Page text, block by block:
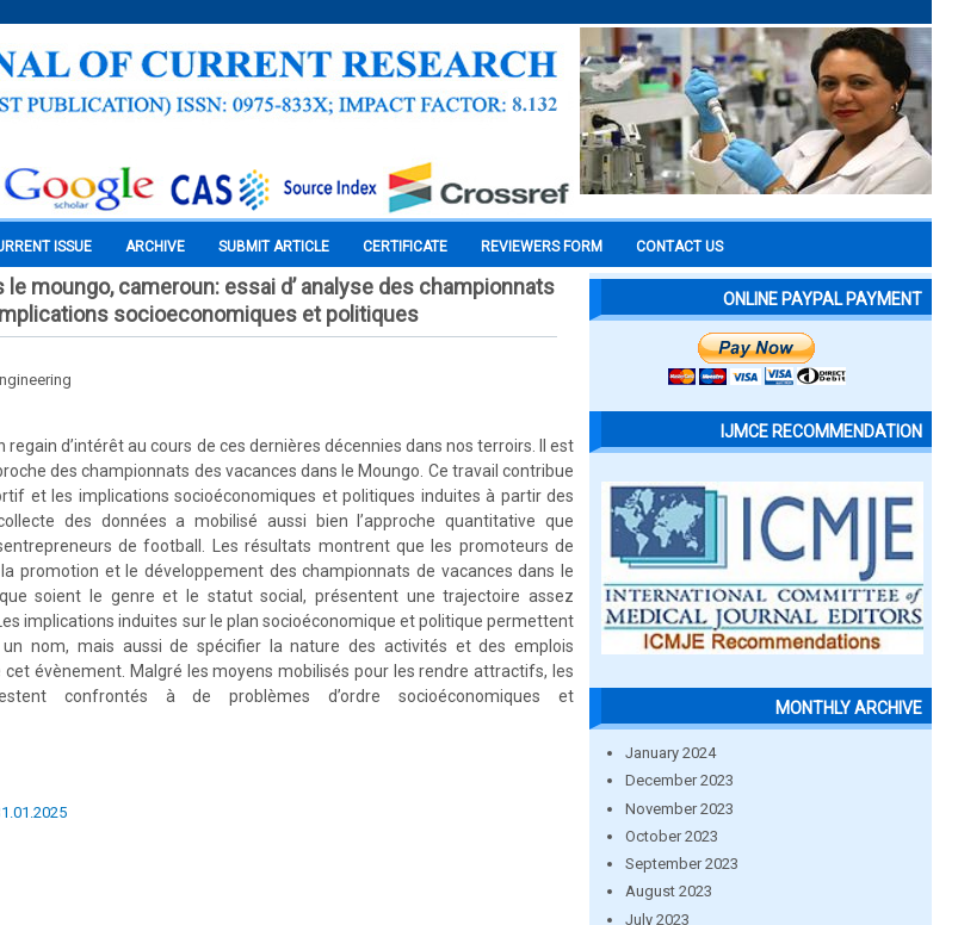
ISSUE ARCHIVE SUBMIT ARTICLE CERTIFICATE REVIEWERS FORM CONTACT US
moungo, cameroun: essai d’ analyse des championnats
socioeconomiques et politiques
regain d’intérêt au cours de ces dernières décennies dans nos terroirs. Il est
des championnats des vacances dans le Moungo. Ce travail contribue
et les implications socioéconomiques et politiques induites à partir des
des données a mobilisé aussi bien l’approche quantitative que
de football. Les résultats montrent que les promoteurs de
promotion et le développement des championnats de vacances dans le
soient le genre et le statut social, présentent une trajectoire assez
implications induites sur le plan socioéconomique et politique permettent
nom, mais aussi de spécifier la nature des activités et des emplois
évènement. Malgré les moyens mobilisés pour les rendre attractifs, les
confrontés à de problèmes d’ordre socioéconomiques et
ONLINE PAYPAL PAYMENT
IJMCE RECOMMENDATION
MONTHLY ARCHIVE
January 2024
December 2023
November 2023
October 2023
September 2023
August 2023
July 2023